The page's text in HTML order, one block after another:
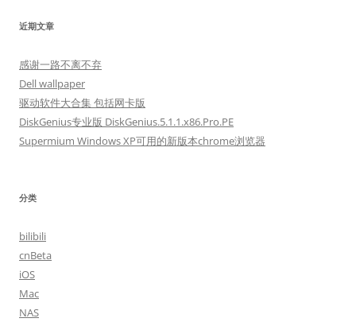
近期文章
感谢一路不离不弃
Dell wallpaper
驱动软件大合集 包括网卡版
DiskGenius专业版 DiskGenius.5.1.1.x86.Pro.PE
Supermium Windows XP可用的新版本chrome浏览器
分类
bilibili
cnBeta
iOS
Mac
NAS